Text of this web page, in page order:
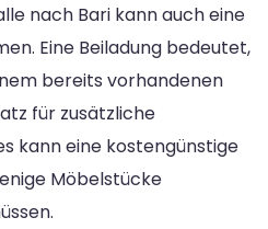
nach Bari kann auch eine
Eine Beiladung bedeutet,
bereits vorhandenen
für zusätzliche
kann eine kostengünstige
Möbelstücke